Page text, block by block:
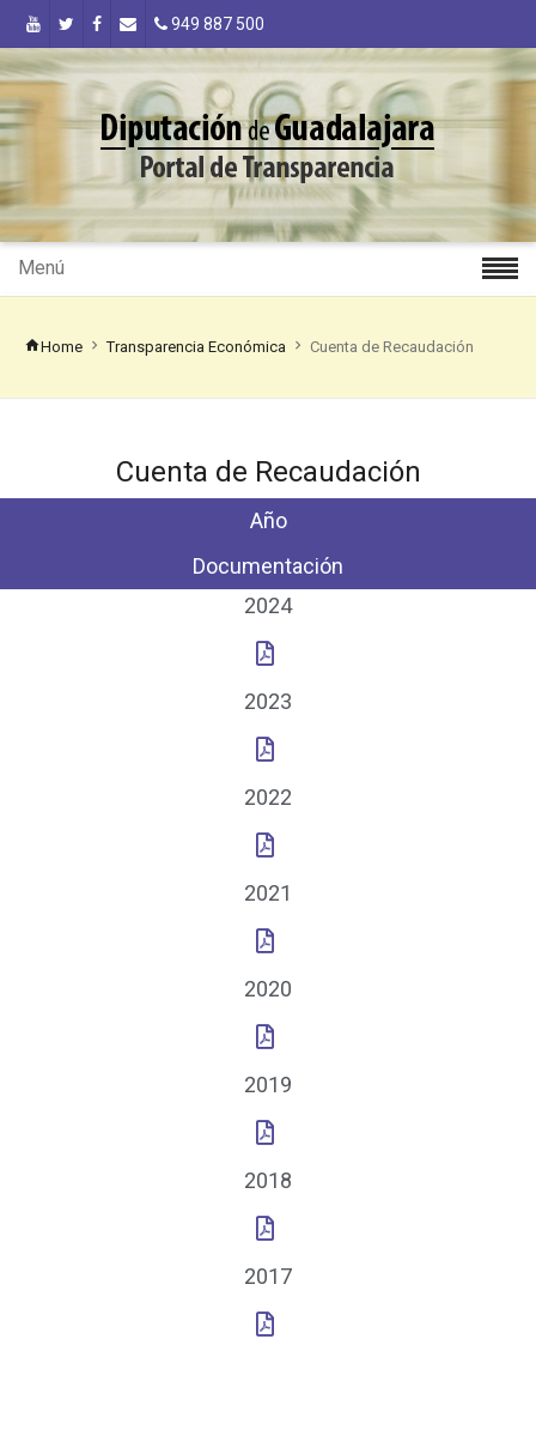
949 887 500
Menú
Home Transparencia Económica Cuenta de Recaudación
Cuenta de Recaudación
Año
Documentación
2024
2023
2022
2021
2020
2019
2018
2017